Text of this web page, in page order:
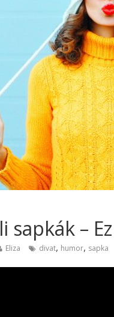
sapkák –
Eliza divat, humor, sapka